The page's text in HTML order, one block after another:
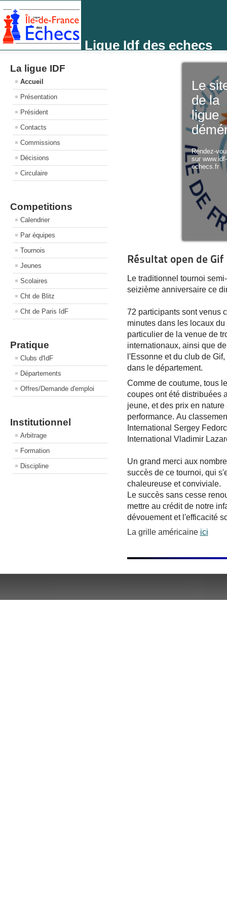
Ligue Idf des echecs
La ligue IDF
Accueil
Présentation
Président
Contacts
Commissions
Décisions
Circulaire
Competitions
Calendrier
Par équipes
Tournois
Jeunes
Scolaires
Cht de Blitz
Cht de Paris IdF
Pratique
Clubs d'IdF
Départements
Offres/Demande d'emploi
Institutionnel
Arbitrage
Formation
Discipline
Le
de la
ligue
Rendez-
sur
echecs.fr
Résultat open de Gif
Le traditionnel tournoi
seizième anniversaire ce
72 participants sont venus
minutes dans les locaux
particulier de la venue de
internationaux, ainsi que
l'Essonne et du club de
dans le département.
Comme de coutume, tous
coupes ont été distribuées
jeune, et des prix en
performance. Au
International Sergey
International Vladimir
Un grand merci aux
succès de ce tournoi, qui
chaleureuse et conviviale.
Le succès sans cesse
mettre au crédit de notre
dévouement et l'efficacité
La grille américaine ici